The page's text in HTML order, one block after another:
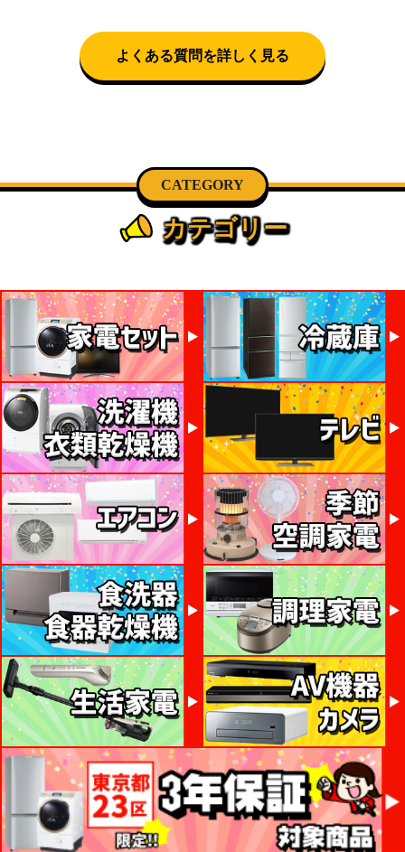
話にて日時決定に関するご連絡をさせて頂きます。
よくある質問を詳しく見る
CATEGORY
カテゴリー